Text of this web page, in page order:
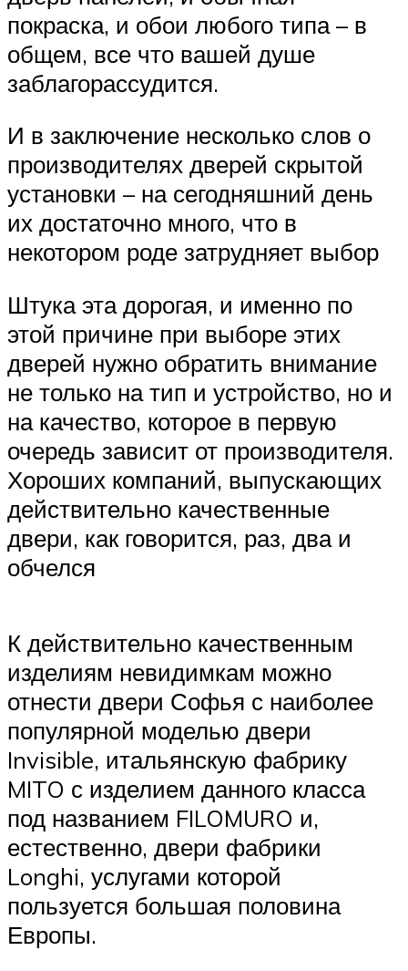
покраска, и обои любого типа – в
общем, все что вашей душе
заблагорассудится.
И в заключение несколько слов о
производителях дверей скрытой
установки – на сегодняшний день
их достаточно много, что в
некотором роде затрудняет выбор
Штука эта дорогая, и именно по
этой причине при выборе этих
дверей нужно обратить внимание
не только на тип и устройство, но и
на качество, которое в первую
очередь зависит от производителя.
Хороших компаний, выпускающих
действительно качественные
двери, как говорится, раз, два и
обчелся
К действительно качественным
изделиям невидимкам можно
отнести двери Софья с наиболее
популярной моделью двери
Invisible, итальянскую фабрику
MITO с изделием данного класса
под названием FILOMURO и,
естественно, двери фабрики
Longhi, услугами которой
пользуется большая половина
Европы.